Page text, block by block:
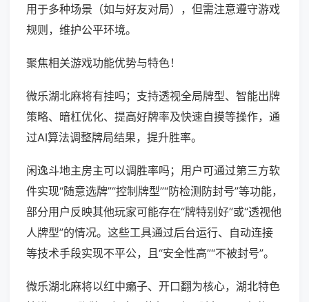
用于多种场景（如与好友对局），但需注意遵守游戏
规则，维护公平环境。
聚焦相关游戏功能优势与特色！
微乐湖北麻将有挂吗；支持透视全局牌型、智能出牌
策略、暗杠优化、提高好牌率及快速自摸等操作，通
过AI算法调整牌局结果，提升胜率。
闲逸斗地主房主可以调胜率吗；用户可通过第三方软
件实现“随意选牌”“控制牌型”“防检测防封号”等功能，
部分用户反映其他玩家可能存在“牌特别好”或“透视他
人牌型”的情况。这些工具通过后台运行、自动连接
等技术手段实现不平公，且“安全性高”“不被封号”。
微乐湖北麻将以红中癞子、开口翻为核心，湖北特色